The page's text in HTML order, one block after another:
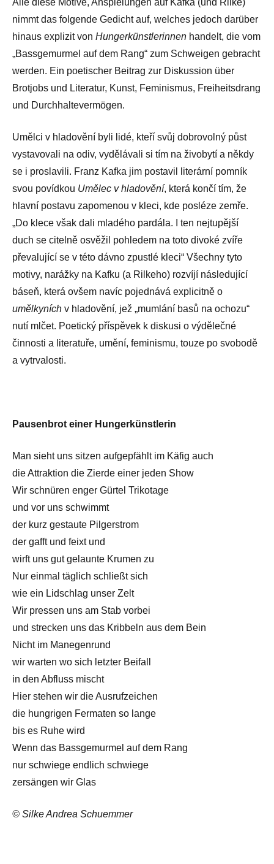
Alle diese Motive, Anspielungen auf Kafka (und Rilke)
nimmt das folgende Gedicht auf, welches jedoch darüber
hinaus explizit von Hungerkünstlerinnen handelt, die vom
„Bassgemurmel auf dem Rang“ zum Schweigen gebracht
werden. Ein poetischer Beitrag zur Diskussion über
Brotjobs und Literatur, Kunst, Feminismus, Freiheitsdrang
und Durchhaltevermögen.
Umělci v hladovění byli lidé, kteří svůj dobrovolný půst
vystavovali na odiv, vydělávali si tím na živobytí a někdy
se i proslavili. Franz Kafka jim postavil literární pomník
svou povídkou Umělec v hladovění, která končí tím, že
hlavní postavu zapomenou v kleci, kde posléze zemře.
„Do klece však dali mladého pardála. I ten nejtupější
duch se citelně osvěžil pohledem na toto divoké zvíře
převalující se v této dávno zpustlé kleci“ Všechny tyto
motivy, narážky na Kafku (a Rilkeho) rozvíjí následující
báseň, která ovšem navíc pojednává explicitně o
umělkyních v hladovění, jež „mumlání basů na ochozu“
nutí mlčet. Poetický příspěvek k diskusi o výdělečné
činnosti a literatuře, umění, feminismu, touze po svobodě
a vytrvalosti.
Pausenbrot einer Hungerkünstlerin
Man sieht uns sitzen aufgepfählt im Käfig auch
die Attraktion die Zierde einer jeden Show
Wir schnüren enger Gürtel Trikotage
und vor uns schwimmt
der kurz gestaute Pilgerstrom
der gafft und feixt und
wirft uns gut gelaunte Krumen zu
Nur einmal täglich schließt sich
wie ein Lidschlag unser Zelt
Wir pressen uns am Stab vorbei
und strecken uns das Kribbeln aus dem Bein
Nicht im Manegenrund
wir warten wo sich letzter Beifall
in den Abfluss mischt
Hier stehen wir die Ausrufzeichen
die hungrigen Fermaten so lange
bis es Ruhe wird
Wenn das Bassgemurmel auf dem Rang
nur schwiege endlich schwiege
zersängen wir Glas
© Silke Andrea Schuemmer